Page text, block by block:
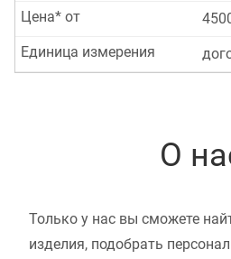
Цена* от
Единица измерения
О
Только у нас вы сможете
изделия, подобрать